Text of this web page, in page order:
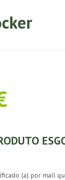
(a) por mail